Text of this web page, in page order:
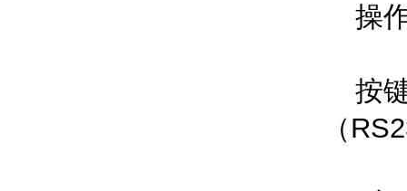
操
按键
（